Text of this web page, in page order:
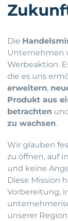
Die
Unternehmen
Werbeaktion.
die es uns
erweitern,
Produkt aus
betrachten
zu wachsen.
Wir glauben
zu öffnen, auf
und keine
Diese Mission
Vorbereitung,
unserer